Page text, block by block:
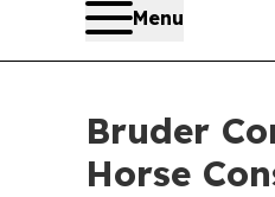
Menu
Bruder
Horse